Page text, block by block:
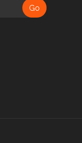
Go